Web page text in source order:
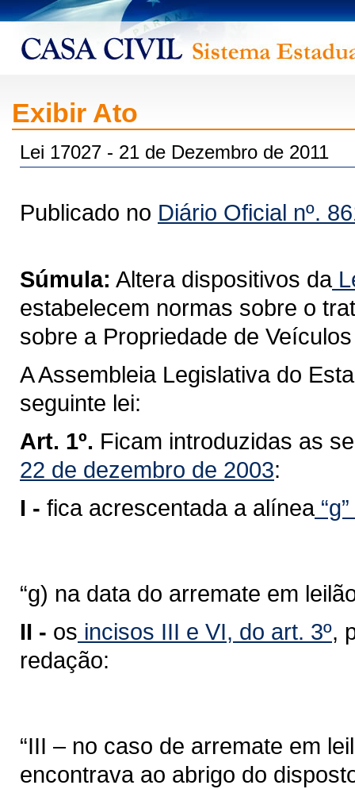
Exibir Ato
Lei 17027 - 21 de Dezembro de 2011
Publicado no Diário Oficial nº.
Súmula: Altera dispositivos da
estabelecem normas sobre o
sobre a Propriedade de
A Assembleia Legislativa do
seguinte lei:
Art. 1º. Ficam introduzidas as
22 de dezembro de 2003:
I - fica acrescentada a alínea
“g) na data do arremate em
II - os incisos III e VI, do art. 3º,
redação:
“III – no caso de arremate em
encontrava ao abrigo do